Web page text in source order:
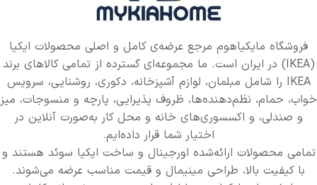
فروشگاه مایکیاهوم مرجع عرضه‌ی کامل و اصلی محصولات ایکیا
(IKEA) در ایران است. ما مجموعه‌ای گسترده از تمامی کالاهای برند
IKEA را شامل مبلمان، لوازم آشپزخانه، دکوری، روشنایی، سرویس
خواب، حمام، نظم‌دهنده‌ها، ظروف پذیرایی، پارچه و منسوجات، میز
و صندلی، و اکسسوری‌های خانه و محل کار به‌صورت آنلاین در
اختیار شما قرار داده‌ایم.
تمامی محصولات ارائه‌شده اورجینال و ساخت ایکیا سوئد هستند و
با کیفیت بالا، طراحی مینیمال و قیمت مناسب عرضه می‌شوند.